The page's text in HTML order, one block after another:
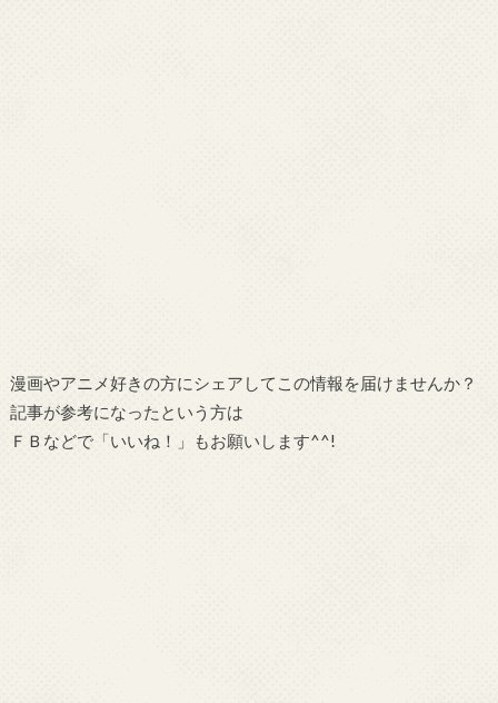
漫画やアニメ好きの方にシェアしてこの情報を届けませんか？
記事が参考になったという方は
ＦＢなどで「いいね！ 」もお願いします^^!